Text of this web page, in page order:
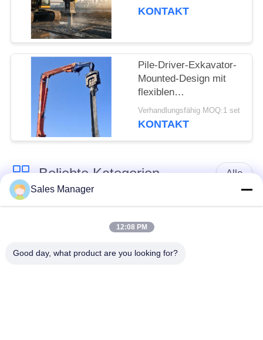
für Fundamentarbeiten
KONTAKT
Pile-Driver-Exkavator-
Mounted-Design mit
flexiblen
Verwendungsmöglichkeiten
Verhandlungsfähig MOQ:1 set
KONTAKT
Beliebte Kategorien Alle
Ramme
Sales Manager
12:08 PM
Good day, what product are you looking for?